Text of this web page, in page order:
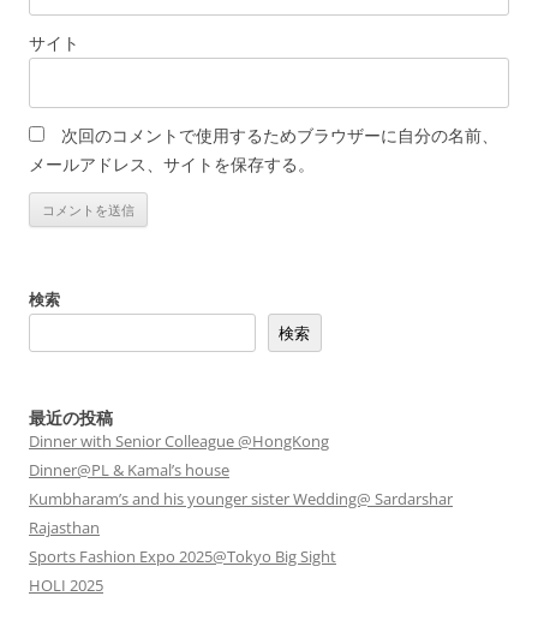
サイト
次回のコメントで使用するためブラウザーに自分の名前、
メールアドレス、サイトを保存する。
検索
検索
最近の投稿
Dinner with Senior Colleague @HongKong
Dinner@PL & Kamal’s house
Kumbharam’s and his younger sister Wedding@ Sardarshar
Rajasthan
Sports Fashion Expo 2025@Tokyo Big Sight
HOLI 2025